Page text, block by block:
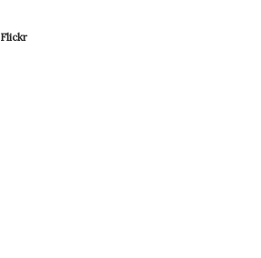
Flickr